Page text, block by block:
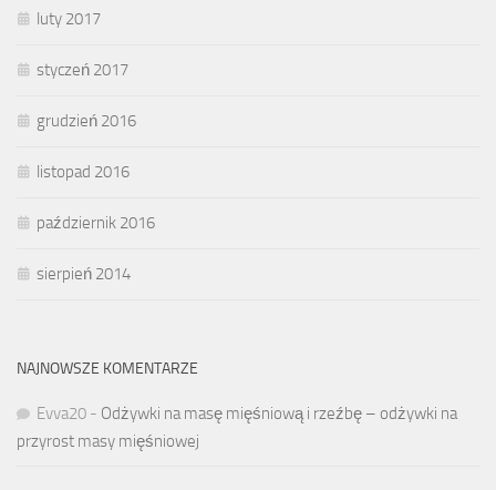
luty 2017
styczeń 2017
grudzień 2016
listopad 2016
październik 2016
sierpień 2014
NAJNOWSZE KOMENTARZE
Evva20 - Odżywki na masę mięśniową i rzeźbę – odżywki na
przyrost masy mięśniowej